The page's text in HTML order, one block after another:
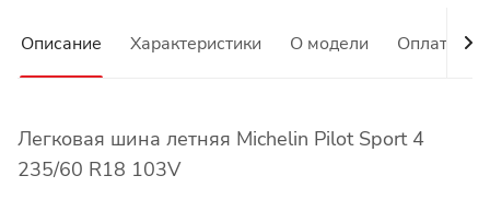
Описание Характеристики О модели Оплата
Легковая шина летняя Michelin Pilot Sport 4
235/60 R18 103V